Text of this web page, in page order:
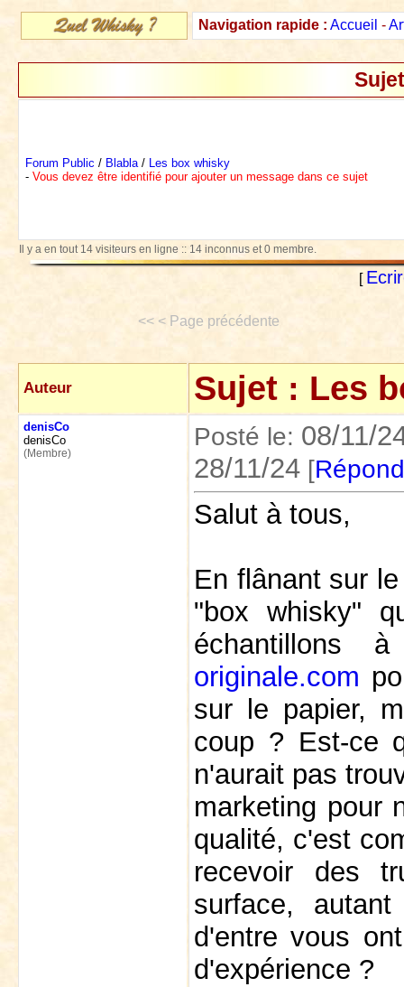
Navigation rapide : Accueil -
Forum Public / Blabla/ Les box whisky
- Vous devez être identifié pour ajouter un message dans ce sujet
Il y a en tout 14 visiteurs en ligne :: 14 inconnus et 0 membre.
[
<< < Page précédente
Auteur Sujet : Les
denisCo
denisCo
(Membre)
Posté le: 08/11/
28/11/24 [
Salut à tous,
En flânant sur
"box whisky"
échantillons
originale.com
sur le papier,
coup ? Est-ce
n'aurait pas
marketing pour
qualité, c'est
recevoir des
surface,
d'entre vous
d'expérience ?